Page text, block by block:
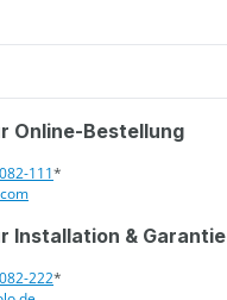
Online-Bestellung
111*
Installation & Garantie
222*